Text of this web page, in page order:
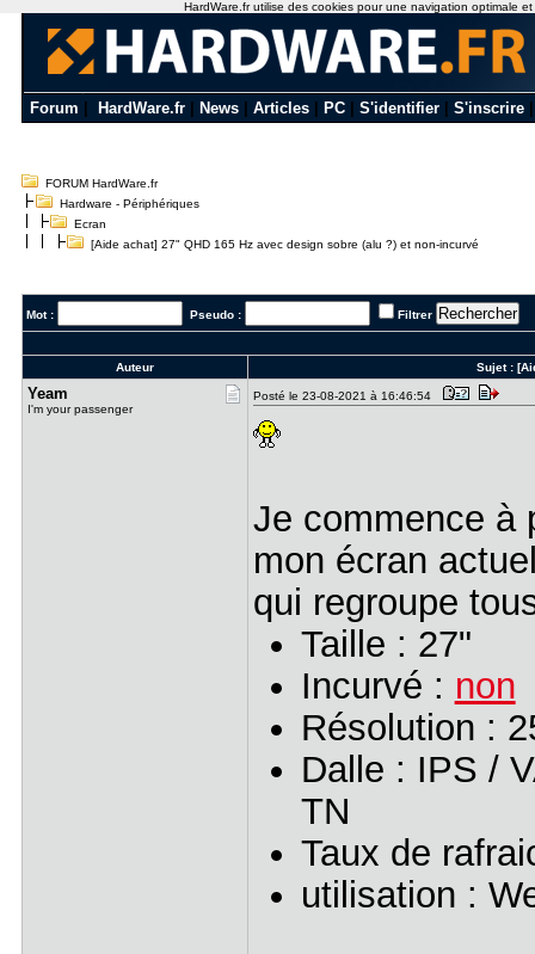
Forum HardWare.fr News Articles PC S'identifier S'inscrire
FORUM HardWare.fr
Hardware - Périphériques
Ecran
[Aide achat] 27" QHD 165 Hz avec design sobre (alu ?) et non-incurvé
Mot : Pseudo : Filtrer
Auteur Sujet :
Yeam
I'm your passenger
Posté le 23-08-2021 à 16:46:54
Je commence à
mon écran
qui regroupe
Taille : 27"
Incurvé : non
Résolution :
Dalle : IPS /
TN
Taux de
utilisation :
HardWare.fr utilise des cookies pour une navigation optimale